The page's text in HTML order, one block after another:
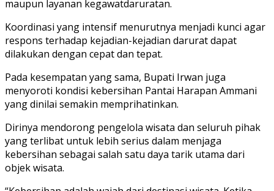
maupun layanan kegawatdaruratan.
Koordinasi yang intensif menurutnya menjadi kunci agar
respons terhadap kejadian-kejadian darurat dapat
dilakukan dengan cepat dan tepat.
Pada kesempatan yang sama, Bupati Irwan juga
menyoroti kondisi kebersihan Pantai Harapan Ammani
yang dinilai semakin memprihatinkan.
Dirinya mendorong pengelola wisata dan seluruh pihak
yang terlibat untuk lebih serius dalam menjaga
kebersihan sebagai salah satu daya tarik utama dari
objek wisata.